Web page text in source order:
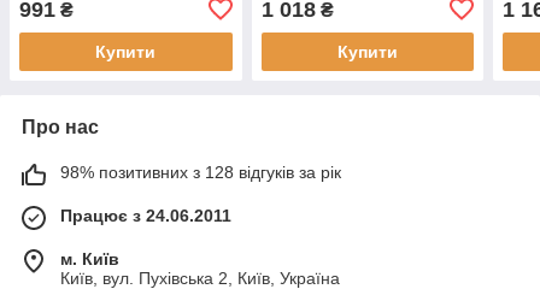
991 ₴
Купити
1 018₴
Купити
1
Про нас
98% позитивних з 128 відгуків за рік
Працює з 24.06.2011
м. Київ
Київ, вул. Пухівська 2, Київ, Україна